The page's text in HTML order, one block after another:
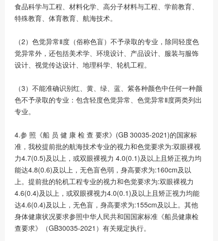
食品科学与工程、材料化学、高分子材料与工程、学前教育、
特殊教育、体育教育、航海技术。
（2）色觉异常Ⅱ度（俗称色盲）不予录取的专业，除同轻度色
觉异常外，还包括美术学、环境设计、产品设计、服装与服饰
设计、视觉传达设计、地理科学、轮机工程。
（3）不能准确识别红、黄、绿、蓝、紫各种颜色中任何一种颜
色不予录取的专业：包含轻度色觉异常、色觉异常Ⅱ度两类列出
专业。
4.参 照《船 员 健 康 检 查 要求》(GB 30035-2021)的国家标
准，我校提前批的航海技术专业的视力和色觉要求为:双眼裸视
力4.7(0.5)及以上，或双眼裸视力 4.0(0.1)及以上且矫正视力均
能达4.8(0.6)及以上，无色盲色弱，身高要求为:160cm及以
上。提前批的轮机工程专业的视力和色觉要求为:双眼裸视力
4.6(0.4)及以上，或双眼裸视力4.0(0.1)及以上且矫正视力均能
达4.6(0.4)及以上，无色盲，身高要求为:155cm及以上。其他
身体健康状况要求参照中华人民共和国国家标准《船员健康检
查要求》（GB30035-2021）有关规定执行。